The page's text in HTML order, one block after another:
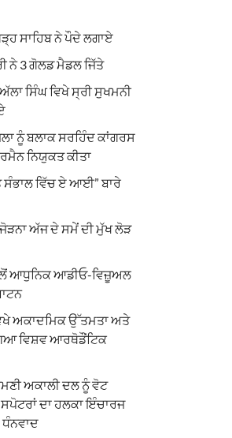
ਸਾਹਿਬ ਨੇ ਪੌਦੇ ਲਗਾਏ
ਨੇ 3 ਗੋਲਡ ਮੈਡਲ ਜਿੱਤੇ
ਸਿੰਘ ਵਿਖੇ ਸ੍ਰੀ ਸੁਖਮਨੀ
ਨੂੰ ਬਲਾਕ ਸਰਹਿੰਦ ਕਾਂਗਰਸ
ਨਿਯੁਕਤ ਕੀਤਾ
ਸੰਭਾਲ ਵਿੱਚ ਏ ਆਈ” ਬਾਰੇ
ਜੋੜਨਾ ਅੱਜ ਦੇ ਸਮੇਂ ਦੀ ਮੁੱਖ ਲੋੜ
ਆਧੁਨਿਕ ਆਡੀਓ-ਵਿਜ਼ੂਅਲ
ਅਕਾਦਮਿਕ ਉੱਤਮਤਾ ਅਤੇ
ਵਿਸ਼ਵ ਆਰਥੋਡੌਂਟਿਕ
ਅਕਾਲੀ ਦਲ ਨੂੰ ਵੋਟ
ਦਾ ਹਲਕਾ ਇੰਚਾਰਜ
ਧੰਨਵਾਦ